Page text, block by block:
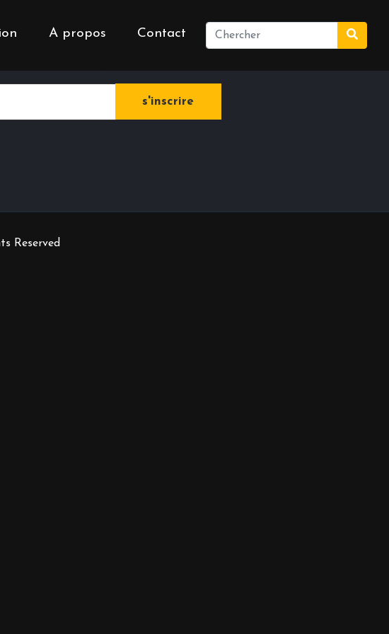
A propos Contact
à notre newsletter
Reserved